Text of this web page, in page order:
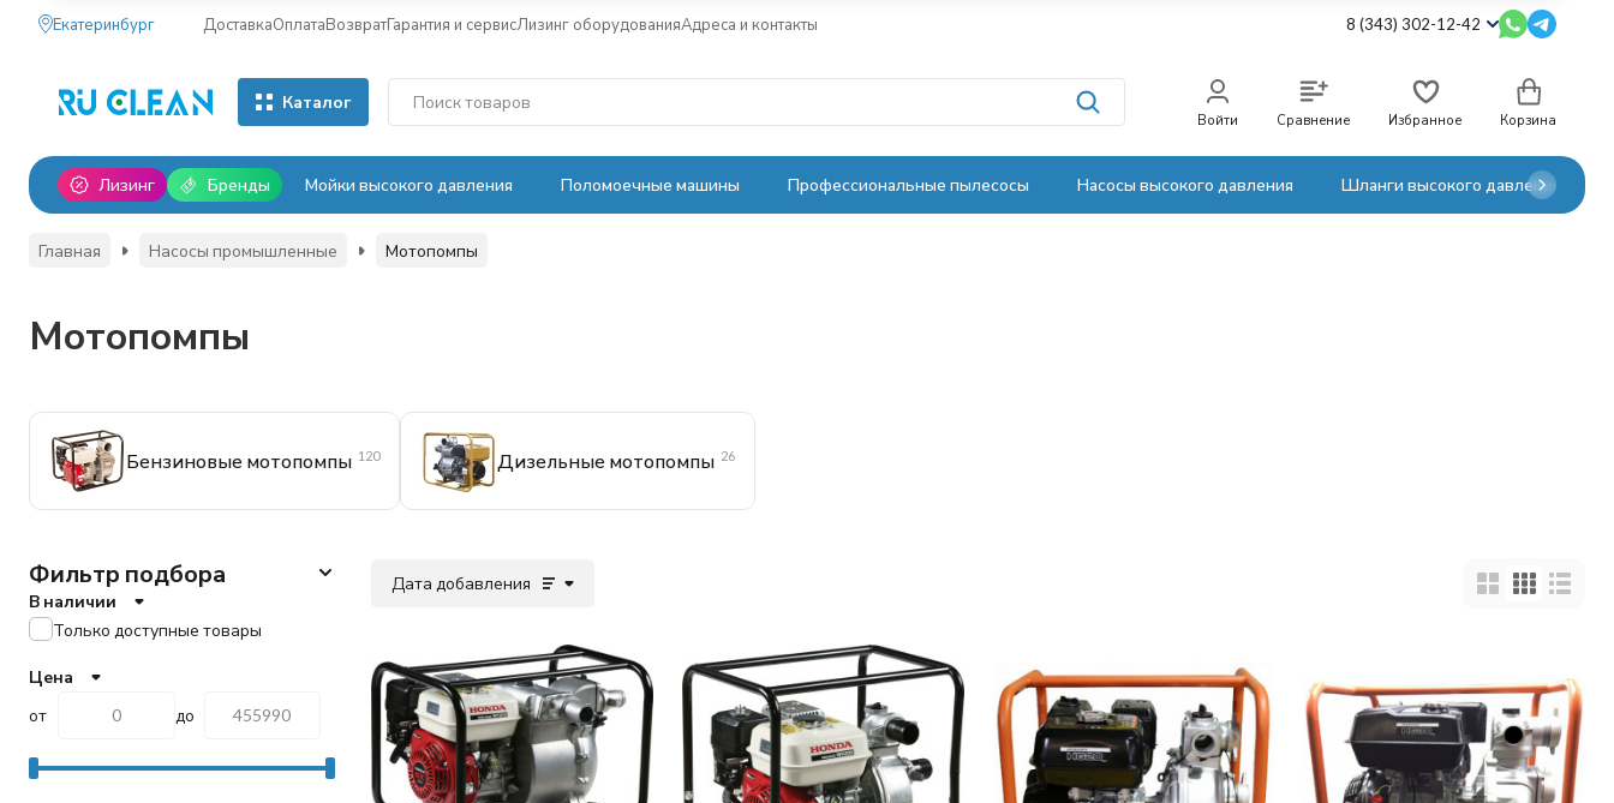
Екатеринбург ДоставкаОплатаВозвратГарантия и сервисЛизинг оборудованияАдреса и контакты 8 (343) 302-12-42
Каталог
Войти Сравнение Избранное Корзина
Лизинг Бренды Мойки высокого давления Поломоечные машины Профессиональные пылесосы Насосы высокого давления Шланги высокого давления
Главная Насосы промышленные Мотопомпы
Мотопомпы
Бензиновые мотопомпы 120 Дизельные мотопомпы 26
Дата добавления
Фильтр подбора
В наличии
Только доступные товары
Цена
от
до